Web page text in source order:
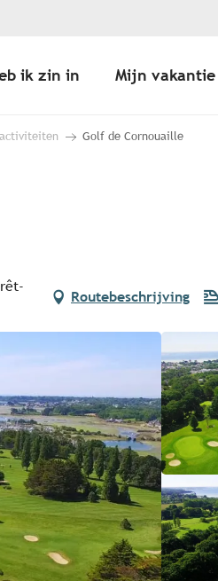
ik zin in Mijn
Golf de Cornouaille
Routebeschrijving